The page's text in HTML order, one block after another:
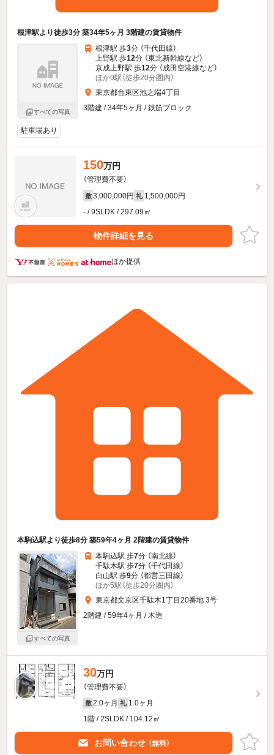
根津駅より徒歩3分 築34年5ヶ月 3階建の賃貸物件
すべての写真
根津駅 歩3分 （千代田線）
上野駅 歩12分 （東北新幹線など）
京成上野駅 歩12分 （成田空港線など）
ほか9駅（徒歩20分圏内）
東京都台東区池之端4丁目
3階建 / 34年5ヶ月 / 鉄筋ブロック
駐車場あり
150万円
（管理費不要）
敷 3,000,000円 礼 1,500,000円
- / 9SLDK / 297.09㎡
物件詳細を見る
ほか提供
本駒込駅より徒歩8分 築59年4ヶ月 2階建の賃貸物件
すべての写真
本駒込駅 歩7分 （南北線）
千駄木駅 歩7分 （千代田線）
白山駅 歩9分 （都営三田線）
ほか5駅（徒歩20分圏内）
東京都文京区千駄木1丁目20番地 3号
2階建 / 59年4ヶ月 / 木造
30万円
（管理費不要）
敷 2.0ヶ月 礼 1.0ヶ月
1階 / 2SLDK / 104.12㎡
お問い合わせ （無料）